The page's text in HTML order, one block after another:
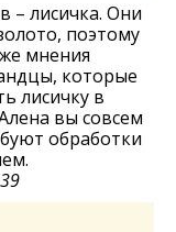
– лисичка. Они
поэтому
мнения
которые
лисичку в
вы совсем
обработки